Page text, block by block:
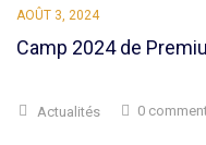
AOÛT 3, 2024
Camp 2024 de
Actualités 0